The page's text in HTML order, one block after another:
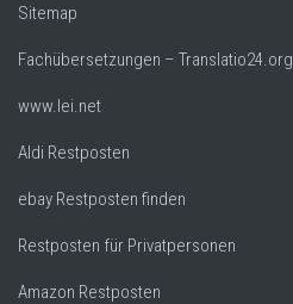
Sitemap
Fachübersetzungen – Translatio24.org
www.lei.net
Aldi Restposten
ebay Restposten finden
Restposten für Privatpersonen
Amazon Restposten